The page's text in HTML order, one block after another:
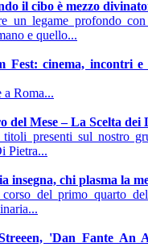
il cibo è mezzo
un legame profondo con
e quello...
Fest: cinema, incontri
a Roma...
del Mese – La Scelta dei
presenti sul nostro
Pietra...
insegna, chi plasma la
del primo quarto
'Dan Fante An